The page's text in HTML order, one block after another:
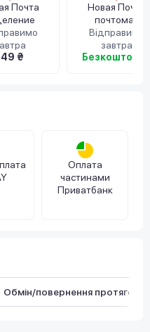
Почта
₴
Новая Почта
почтомат
Відправимо
завтра
Безкоштовно
Оплата
частинами
Приватбанк
Обмін/повернення протягом